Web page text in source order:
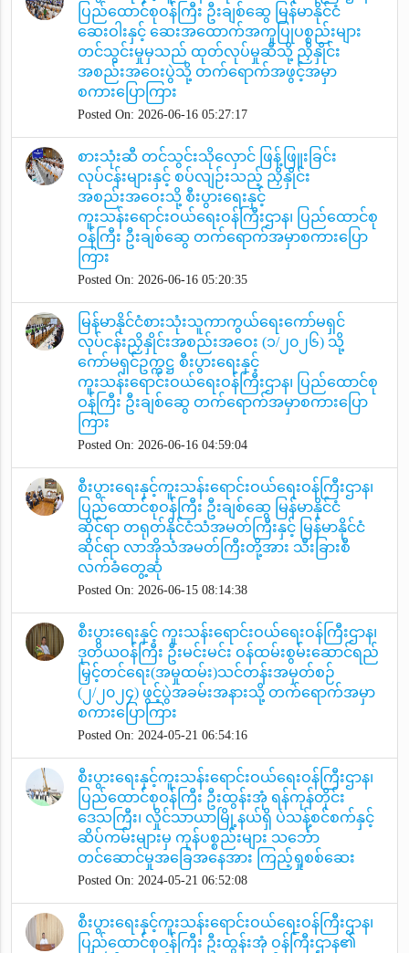
ပြည်ထောင်စုဝန်ကြီး ဦးချစ်ဆွေ မြန်မာနိုင်ငံ
ဆေးဝါးနှင့် ဆေးအထောက်အကူပြုပစ္စည်းများ
တင်သွင်းမှုမှသည် ထုတ်လုပ်မှုဆီသို့ ညှိနှိုင်း
အစည်းအဝေးပွဲသို့ တက်ရောက်အဖွင့်အမှာ
စကားပြောကြား
Posted On: 2026-06-16 05:27:17
စားသုံးဆီ တင်သွင်းသိုလှောင် ဖြန့်ဖြူးခြင်း
လုပ်ငန်းများနှင့် စပ်လျဉ်းသည့် ညှိနှိုင်း
အစည်းအဝေးသို့ စီးပွားရေးနှင့်
ကူးသန်းရောင်းဝယ်ရေးဝန်ကြီးဌာန၊ ပြည်ထောင်စု
ဝန်ကြီး ဦးချစ်ဆွေ တက်ရောက်အမှာစကားပြော
ကြား
Posted On: 2026-06-16 05:20:35
မြန်မာနိုင်ငံစားသုံးသူကာကွယ်ရေးကော်မရှင်
လုပ်ငန်းညှိနှိုင်းအစည်းအဝေး (၁/၂၀၂၆) သို့
ကော်မရှင်ဥက္ကဋ္ဌ စီးပွားရေးနှင့်
ကူးသန်းရောင်းဝယ်ရေးဝန်ကြီးဌာန၊ ပြည်ထောင်စု
ဝန်ကြီး ဦးချစ်ဆွေ တက်ရောက်အမှာစကားပြော
ကြား
Posted On: 2026-06-16 04:59:04
စီးပွားရေးနှင့်ကူးသန်းရောင်းဝယ်ရေးဝန်ကြီးဌာန၊
ပြည်ထောင်စုဝန်ကြီး ဦးချစ်ဆွေ မြန်မာနိုင်ငံ
ဆိုင်ရာ တရုတ်နိုင်ငံသံအမတ်ကြီးနှင့် မြန်မာနိုင်ငံ
ဆိုင်ရာ လာအိုသံအမတ်ကြီးတို့အား သီးခြားစီ
လက်ခံတွေ့ဆုံ
Posted On: 2026-06-15 08:14:38
စီးပွားရေးနှင့် ကူးသန်းရောင်းဝယ်ရေးဝန်ကြီးဌာန၊
ဒုတိယဝန်ကြီး ဦးမင်းမင်း ဝန်ထမ်းစွမ်းဆောင်ရည်
မြှင့်တင်ရေး(အမှုထမ်း)သင်တန်းအမှတ်စဉ်
(၂/၂၀၂၄) ဖွင့်ပွဲအခမ်းအနားသို့ တက်ရောက်အမှာ
စကားပြောကြား
Posted On: 2024-05-21 06:54:16
စီးပွားရေးနှင့်ကူးသန်းရောင်းဝယ်ရေးဝန်ကြီးဌာန၊
ပြည်ထောင်စုဝန်ကြီး ဦးထွန်းအုံ ရန်ကုန်တိုင်း
ဒေသကြီး၊ လှိုင်သာယာမြို့နယ်ရှိ ပဲသန့်စင်စက်နှင့်
ဆိပ်ကမ်းများမှ ကုန်ပစ္စည်းများ သင်္ဘော
တင်ဆောင်မှုအခြေအနေအား ကြည့်ရှုစစ်ဆေး
Posted On: 2024-05-21 06:52:08
စီးပွားရေးနှင့်ကူးသန်းရောင်းဝယ်ရေးဝန်ကြီးဌာန၊
ပြည်ထောင်စုဝန်ကြီး ဦးထွန်းအုံ ဝန်ကြီးဌာန၏